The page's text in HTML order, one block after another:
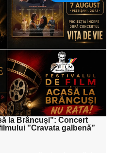
textul pentru
aici
aici
aici
subti
la Brâncuși”: Concert
”Cravata galbenă”